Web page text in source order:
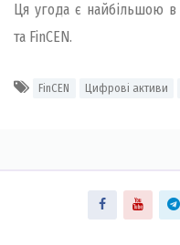
Ця угода є найбільшою в
та FinCEN.
FinCEN Цифрові активи